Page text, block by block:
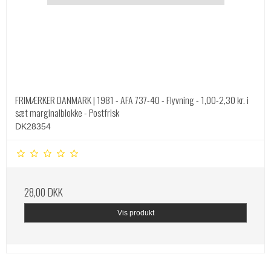
FRIMÆRKER DANMARK | 1981 - AFA 737-40 - Flyvning - 1,00-2,30 kr. i
sæt marginalblokke - Postfrisk
DK28354
28,00 DKK
Vis produkt